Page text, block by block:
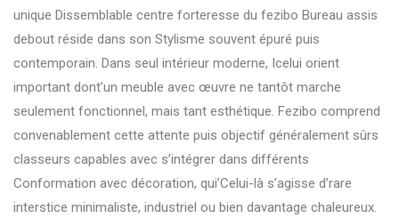
unique Dissemblable centre forteresse du fezibo Bureau assis
debout réside dans son Stylisme souvent épuré puis
contemporain. Dans seul intérieur moderne, Icelui orient
important dont’un meuble avec œuvre ne tantôt marche
seulement fonctionnel, mais tant esthétique. Fezibo comprend
convenablement cette attente puis objectif généralement sûrs
classeurs capables avec s’intégrer dans différents
Conformation avec décoration, qui’Celui-là s’agisse d’rare
interstice minimaliste, industriel ou bien davantage chaleureux.